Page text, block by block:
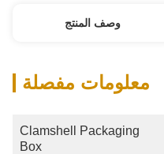
وصف المنتج
معلومات مفصلة
Clamshell Packaging
Box